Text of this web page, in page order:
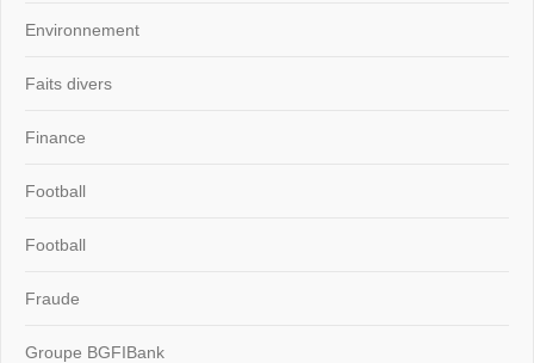
Environnement
Faits divers
Finance
Football
Football
Fraude
Groupe BGFIBank